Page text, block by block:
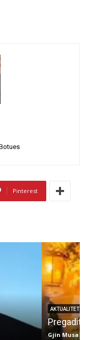
Pinterest
2025